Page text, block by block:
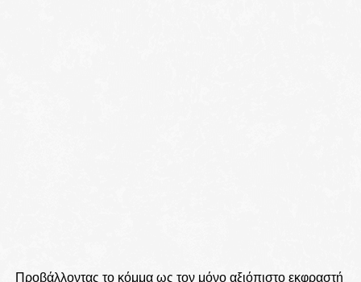
Προβάλλοντας το κόμμα ως τον μόνο αξιόπιστο εκφραστή